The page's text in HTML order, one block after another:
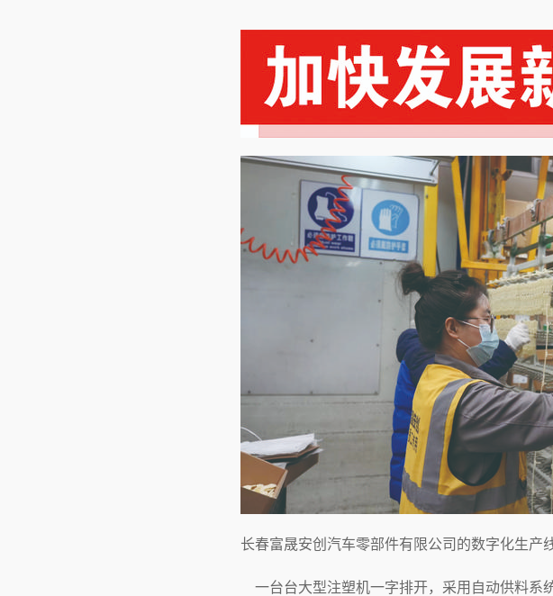
长春富晟安创汽车零部件有限公司的数字化生产
一台台大型注塑机一字排开，采用自动供料系